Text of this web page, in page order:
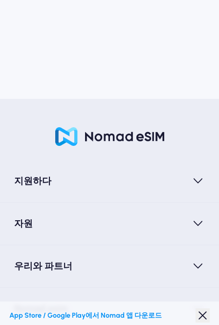
지원하다
자원
우리와 파트너
App Store / Google Play에서 Nomad 앱 다운로드